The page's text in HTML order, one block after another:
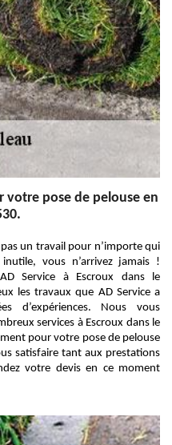
votre pose de pelouse en
un travail pour n’importe qui
vous n’arrivez jamais !
Service à Escroux dans le
les travaux que AD Service a
d’expériences. Nous vous
services à Escroux dans le
pour votre pose de pelouse
satisfaire tant aux prestations
votre devis en ce moment